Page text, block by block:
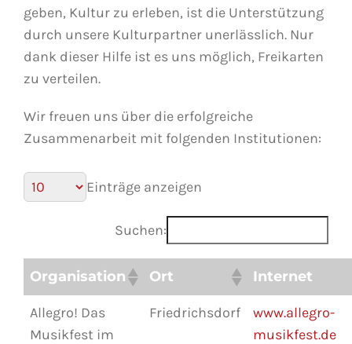
geben, Kultur zu erleben, ist die Unterstützung
durch unsere Kulturpartner unerlässlich. Nur
dank dieser Hilfe ist es uns möglich, Freikarten
zu verteilen.
Wir freuen uns über die erfolgreiche
Zusammenarbeit mit folgenden Institutionen:
Einträge anzeigen
Suchen:
Organisation Ort Internet
Allegro! Das
Musikfest im
Friedrichsdorf
www.allegro-
musikfest.de